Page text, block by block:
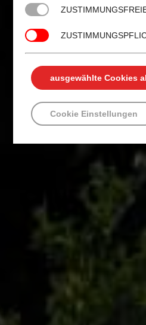
ausgewählte Cookies
Cookie Einstellungen